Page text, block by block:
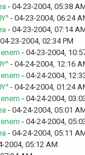
- 04-23-2004, 05:38
- 04-23-2004, 06:24
- 04-23-2004, 07:14
23-2004, 02:34 PM
- 04-23-2004,
- 04-24-2004, 12:16
- 04-24-2004,
- 04-24-2004, 01:24
- 04-24-2004,
- 04-24-2004, 05:01
- 04-24-2004,
- 04-24-2004, 05:11
2004, 05:12 AM